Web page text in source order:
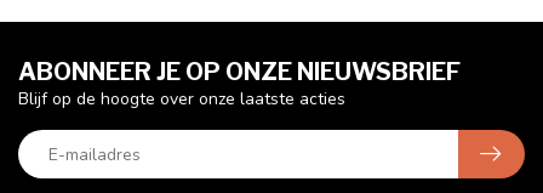
ABONNEER JE OP ONZE NIEUWSBRIEF
Blijf op de hoogte over onze laatste acties